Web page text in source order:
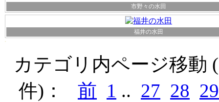
市野々の水田
福井の水田
カテゴリ内ページ移動
件)： 前 1 .. 27 28 29